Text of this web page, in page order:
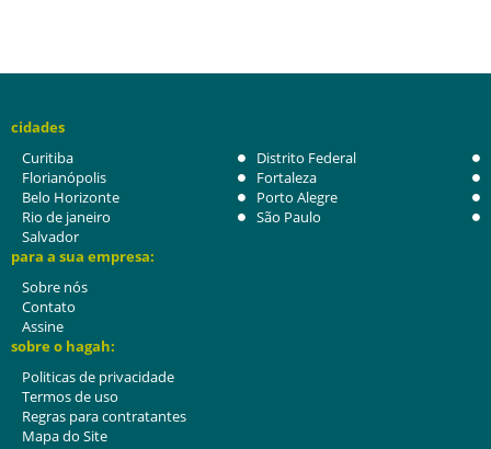
cidades
Curitiba
Distrito Federal
Florianópolis
Fortaleza
Belo Horizonte
Porto Alegre
Rio de janeiro
São Paulo
Salvador
para a sua empresa:
Sobre nós
Contato
Assine
sobre o hagah:
Politicas de privacidade
Termos de uso
Regras para contratantes
Mapa do Site